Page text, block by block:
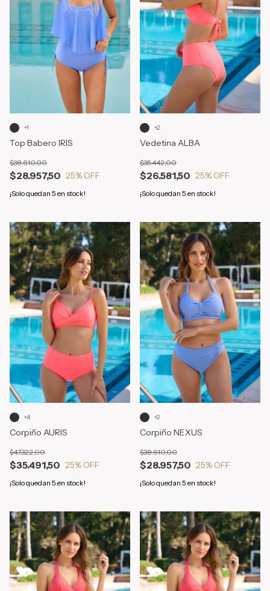
Top Babero IRIS
$28.957,50
$38.610,00
25% OFF
¡Solo quedan 5 en stock!
+1
Vedetina ALBA
$26.581,50
$35.442,00
25% OFF
¡Solo quedan 5 en stock!
+2
Corpiño AURIS
$35.491,50
$47.322,00
25% OFF
¡Solo quedan 5 en stock!
+4
Corpiño NEXUS
$28.957,50
$38.610,00
25% OFF
¡Solo quedan 5 en stock!
+2